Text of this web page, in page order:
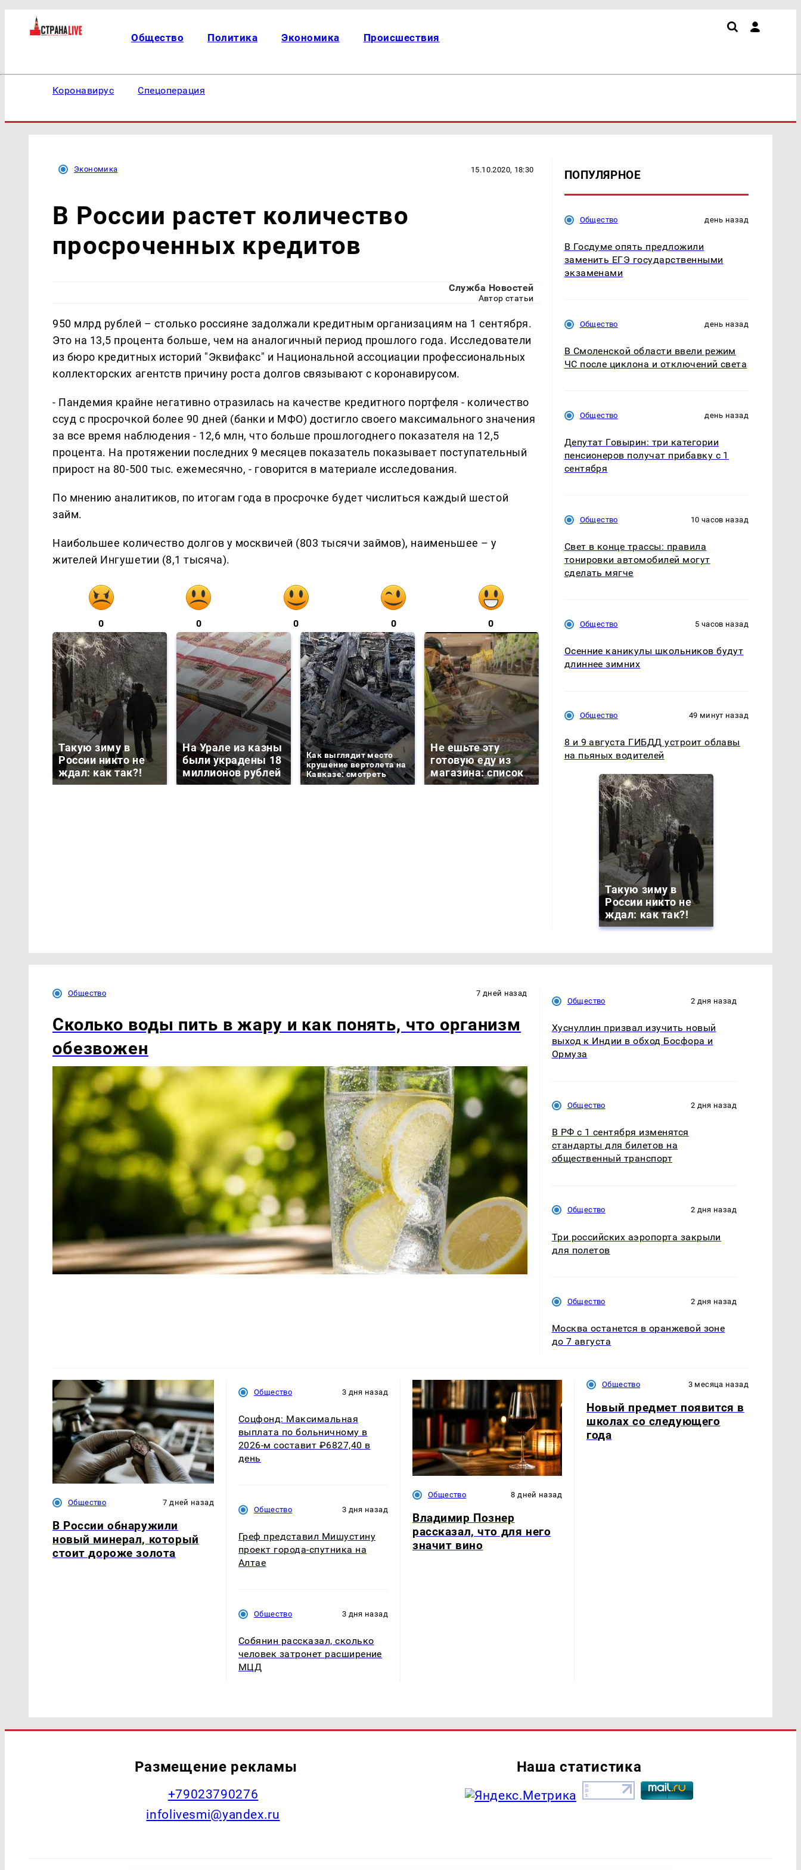
Общество Политика Экономика Происшествия
Коронавирус Спецоперация
Экономика 15.10.2020, 18:30
В России растет количество
просроченных кредитов
Служба Новостей
Автор статьи
950 млрд рублей – столько россияне задолжали кредитным организациям на 1 сентября.
Это на 13,5 процента больше, чем на аналогичный период прошлого года. Исследователи
из бюро кредитных историй "Эквифакс" и Национальной ассоциации профессиональных
коллекторских агентств причину роста долгов связывают с коронавирусом.
- Пандемия крайне негативно отразилась на качестве кредитного портфеля - количество
ссуд с просрочкой более 90 дней (банки и МФО) достигло своего максимального значения
за все время наблюдения - 12,6 млн, что больше прошлогоднего показателя на 12,5
процента. На протяжении последних 9 месяцев показатель показывает поступательный
прирост на 80-500 тыс. ежемесячно, - говорится в материале исследования.
По мнению аналитиков, по итогам года в просрочке будет числиться каждый шестой
займ.
Наибольшее количество долгов у москвичей (803 тысячи займов), наименьшее – у
жителей Ингушетии (8,1 тысяча).
0 0 0 0 0
Такую зиму в
России никто не
ждал: как так?!
На Урале из казны
были украдены 18
миллионов рублей
Как выглядит место
крушение вертолета на
Кавказе: смотреть
Не ешьте эту
готовую еду из
магазина: список
Все новости по
Кавказе: читать здесь
Таких событий не
ждать всем нам?
ПОПУЛЯРНОЕ
Общество день назад
В Госдуме опять предложили
заменить ЕГЭ государственными
экзаменами
Общество день назад
В Смоленской области ввели режим
ЧС после циклона и отключений света
Общество день назад
Депутат Говырин: три категории
пенсионеров получат прибавку с 1
сентября
Общество 10 часов назад
Свет в конце трассы: правила
тонировки автомобилей могут
сделать мягче
Общество 5 часов назад
Осенние каникулы школьников будут
длиннее зимних
Общество 49 минут назад
8 и 9 августа ГИБДД устроит облавы
на пьяных водителей
Такую зиму в
России никто не
ждал: как так?!
Общество 7 дней назад
Сколько воды пить в жару и как понять, что организм
обезвожен
Общество 2 дня назад
Хуснуллин призвал изучить новый
выход к Индии в обход Босфора и
Ормуза
Общество 2 дня назад
В РФ с 1 сентября изменятся
стандарты для билетов на
общественный транспорт
Общество 2 дня назад
Три российских аэропорта закрыли
для полетов
Общество 2 дня назад
Москва останется в оранжевой зоне
до 7 августа
Общество 7 дней назад
В России обнаружили
новый минерал, который
стоит дороже золота
Общество 3 дня назад
Соцфонд: Максимальная
выплата по больничному в
2026-м составит ₽6827,40 в
день
Общество 3 дня назад
Греф представил Мишустину
проект города-спутника на
Алтае
Общество 3 дня назад
Собянин рассказал, сколько
человек затронет расширение
МЦД
Общество 8 дней назад
Владимир Познер
рассказал, что для него
значит вино
Общество 3 месяца назад
Новый предмет появится в
школах со следующего
года
Размещение рекламы
+79023790276
infolivesmi@yandex.ru
Наша статистика